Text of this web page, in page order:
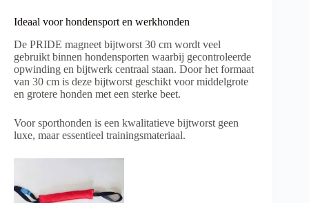
Ideaal voor hondensport en werkhonden
De PRIDE magneet bijtworst 30 cm wordt veel
gebruikt binnen hondensporten waarbij gecontroleerde
opwinding en bijtwerk centraal staan. Door het formaat
van 30 cm is deze bijtworst geschikt voor middelgrote
en grotere honden met een sterke beet.
Voor sporthonden is een kwalitatieve bijtworst geen
luxe, maar essentieel trainingsmateriaal.